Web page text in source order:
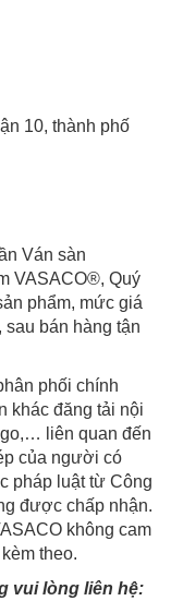
10, thành phố
Ván sàn
VASACO®, Quý
phẩm, mức giá
bán hàng tận
phối chính
khác đăng tải nội
liên quan đến
của người có
pháp luật từ Công
được chấp nhận.
không cam
theo.
vui lòng liên hệ: